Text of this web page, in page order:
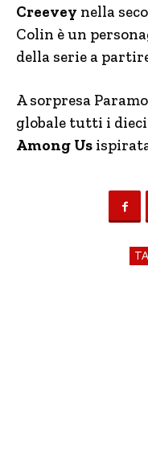
Creevey nella
Colin è un
della serie a
A sorpresa
globale tutti i
Among Us